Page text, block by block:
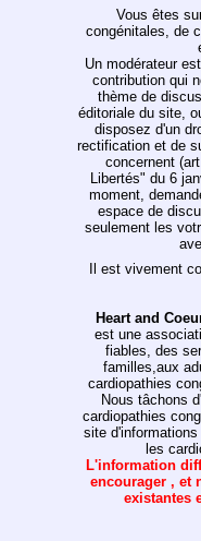
Vous êtes
congénitales, de
Un modérateur
contribution qui
thème de
éditoriale du site,
disposez d'un
rectification et de
concernent
Libertés" du 6
moment,
espace de
seulement les
Il est vivement
Heart and
est une
fiables, des
familles,aux
cardiopathies
Nous tâchons
cardiopathies
site
les
L'information
encourager , et
existantes